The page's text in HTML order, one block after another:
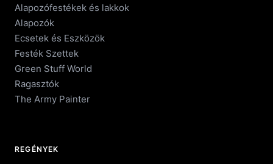
Alapozófestékek és lakkok
Alapozók
Ecsetek és Eszközök
Festék Szettek
Green Stuff World
Ragasztók
The Army Painter
REGÉNYEK